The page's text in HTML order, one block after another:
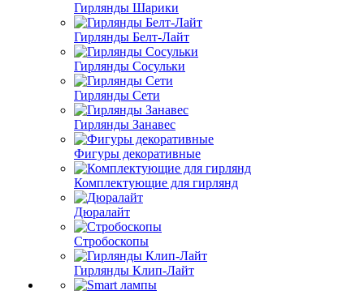
Гирлянды Шарики
Гирлянды Белт-Лайт
Гирлянды Сосульки
Гирлянды Сети
Гирлянды Занавес
Фигуры декоративные
Комплектующие для гирлянд
Дюралайт
Стробоскопы
Гирлянды Клип-Лайт